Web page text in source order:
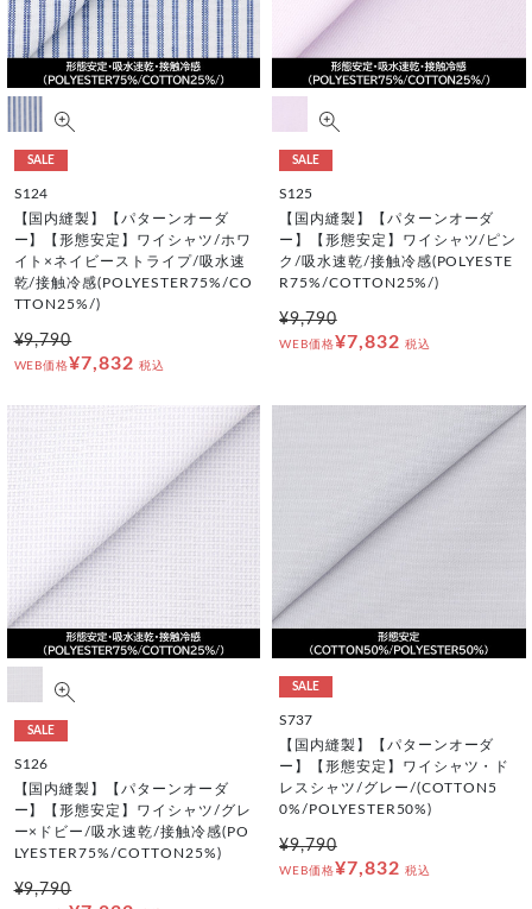
SALE
S124
【国内縫製】【パターンオーダ
ー】【形態安定】ワイシャツ/ホワ
イト×ネイビーストライプ/吸水速
乾/接触冷感(POLYESTER75%/CO
TTON25%/)
¥9,790
WEB価格¥7,832 税込
SALE
S125
【国内縫製】【パターンオーダ
ー】【形態安定】ワイシャツ/ピン
ク/吸水速乾/接触冷感(POLYESTE
R75%/COTTON25%/)
¥9,790
WEB価格¥7,832 税込
SALE
S126
【国内縫製】【パターンオーダ
ー】【形態安定】ワイシャツ/グレ
ー×ドビー/吸水速乾/接触冷感(PO
LYESTER75%/COTTON25%)
¥9,790
SALE
S737
【国内縫製】【パターンオーダ
ー】【形態安定】ワイシャツ・ド
レスシャツ/グレー/(COTTON5
0%/POLYESTER50%)
¥9,790
WEB価格¥7,832 税込